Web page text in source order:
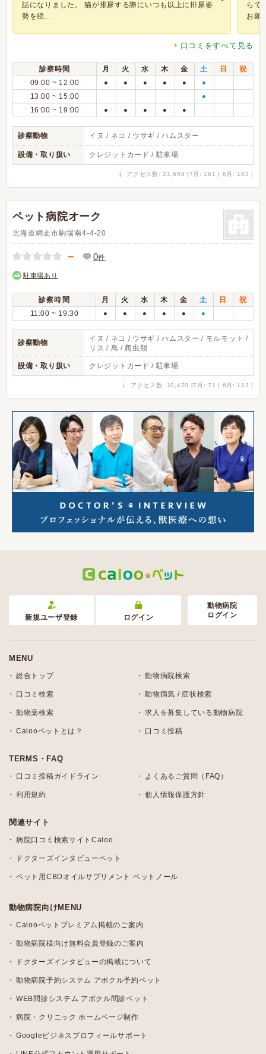
話になりました。 猫が排尿する際にいつも以上に排尿姿
勢を続...
らで
お願
口コミをすべて見る
診察時間 月 火 水 木 金 土 日
祝
09:00 ~ 12:00
● ● ● ● ● ●
13:00 ~ 15:00 ●
16:00 ~ 19:00 ● ● ● ● ●
診察動物 イヌ / ネコ / ウサギ / ハムスター
設備・取り扱い クレジットカード / 駐車場
↓ アクセス数: 21,658 [7月: 161 | 6月: 182 ]
ペット病院オーク
北海道網走市駒場南4-4-20
－ 0件
駐車場あり
診察時間 月 火 水 木 金 土 日
祝
11:00 ~ 19:30
● ● ● ● ● ●
診察動物
イヌ / ネコ / ウサギ / ハムスター / モルモット /
リス / 鳥 / 爬虫類
設備・取り扱い クレジットカード / 駐車場
↓ アクセス数: 10,470 [7月: 71 | 6月: 113 ]
新規ユーザ登録 ログイン
動物病院
ログイン
MENU
総合トップ 動物病院検索
口コミ検索 動物病気 / 症状検索
動物薬検索 求人を募集している動物病院
Calooペットとは？ 口コミ投稿
TERMS・FAQ
口コミ投稿ガイドライン よくあるご質問（FAQ）
利用規約 個人情報保護方針
関連サイト
病院口コミ検索サイトCaloo
ドクターズインタビューペット
ペット用CBDオイルサプリメント ペットノール
動物病院向けMENU
Calooペットプレミアム掲載のご案内
動物病院様向け無料会員登録のご案内
ドクターズインタビューの掲載について
動物病院予約システム アポクル予約ペット
WEB問診システム アポクル問診ペット
病院・クリニック ホームページ制作
Googleビジネスプロフィールサポート